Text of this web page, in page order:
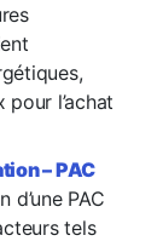
l’achat
– PAC
d’une PAC
tels